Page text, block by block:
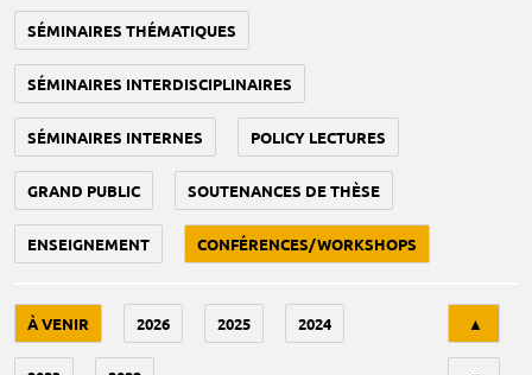
SÉMINAIRES THÉMATIQUES
SÉMINAIRES INTERDISCIPLINAIRES
SÉMINAIRES INTERNES POLICY LECTURES
GRAND PUBLIC SOUTENANCES DE THÈSE
ENSEIGNEMENT CONFÉRENCES/WORKSHOPS
À VENIR 2026 2025 2024 ▲